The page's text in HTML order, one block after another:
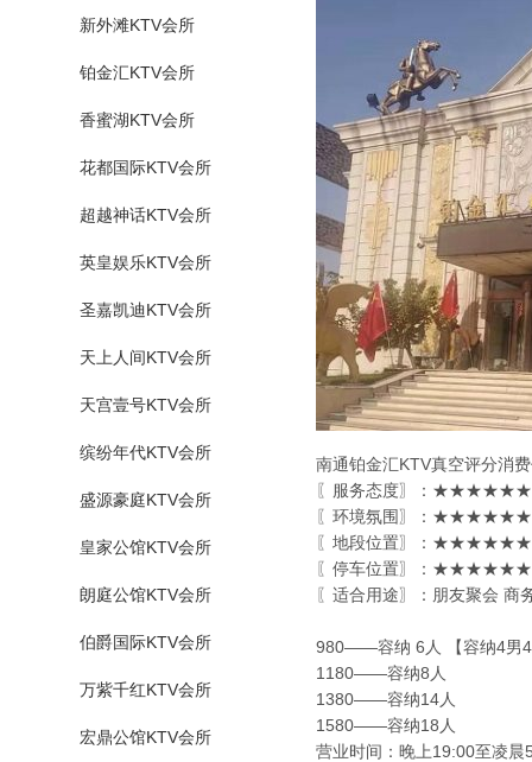
新外滩KTV会所
铂金汇KTV会所
香蜜湖KTV会所
花都国际KTV会所
超越神话KTV会所
英皇娱乐KTV会所
圣嘉凯迪KTV会所
天上人间KTV会所
天宫壹号KTV会所
缤纷年代KTV会所
盛源豪庭KTV会所
皇家公馆KTV会所
朗庭公馆KTV会所
伯爵国际KTV会所
万紫千红KTV会所
宏鼎公馆KTV会所
南通铂金汇KTV真空评分消
〖服务态度〗：
〖环境氛围〗：
〖地段位置〗：
〖停车位置〗：
〖适合用途〗：朋友聚会 商
980——容纳 6人 【容纳4男
1180——容纳8人
1380——容纳14人
1580——容纳18人
营业时间：晚上19:00至凌晨